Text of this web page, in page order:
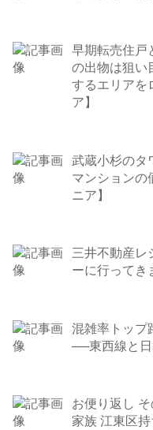
早期転売住戸
の出物は狙い
するエリアを
ア】
武蔵小杉のタ
マンションの
ニア】
三井不動産
ーに行ってき
混雑率トップ
──東西線と
お便り返し
家族 江東区